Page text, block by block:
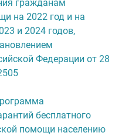
гражданам
на 2022 год и на
и 2024 годов,
Федерации от 28
бесплатного
помощи населению